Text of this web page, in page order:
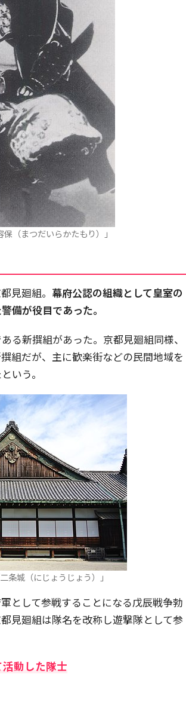
（まつだいらかたもり）」
見廻組。 幕府公認の組織として皇室の
備が役目であった。
る新撰組があった。京都見廻組同様、
組だが、主に歓楽街などの民間地域を
いう。
条城（にじょうじょう）」
として参戦することになる戊辰戦争勃
見廻組は隊名を改称し遊撃隊として参
動した隊士